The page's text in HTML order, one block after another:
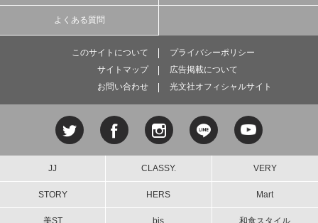
よくある質問
このサイトについて
プライバシーポリシー
サイトマップ
広告掲載について
お問い合わせ
光文社オフィシャルサイト
JJ CLASSY. VERY
STORY HERS Mart
美ST bis 和食スタイル